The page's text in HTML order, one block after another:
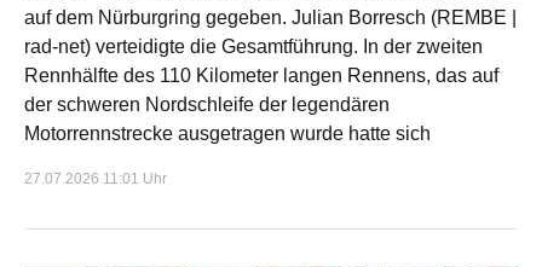
auf dem Nürburgring gegeben. Julian Borresch (REMBE |
rad-net) verteidigte die Gesamtführung. In der zweiten
Rennhälfte des 110 Kilometer langen Rennens, das auf
der schweren Nordschleife der legendären
Motorrennstrecke ausgetragen wurde hatte sich
27.07.2026 11:01 Uhr